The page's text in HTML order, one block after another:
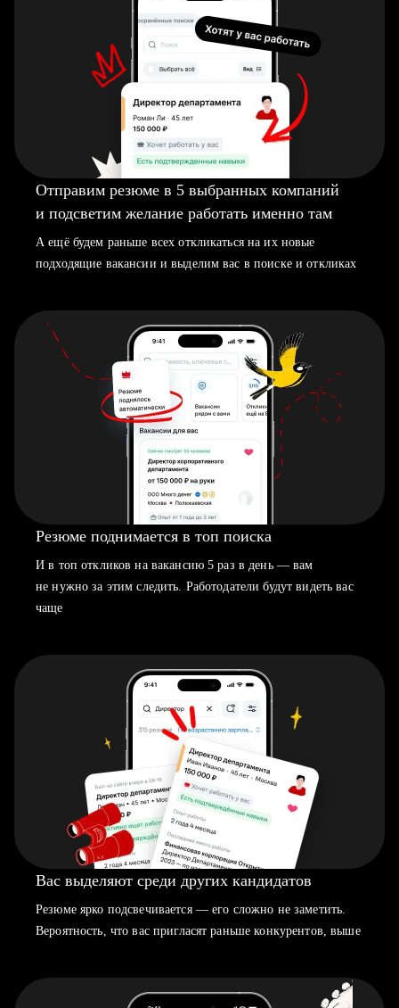
Отправим резюме в 5 выбранных компаний
и подсветим желание работать именно там
А ещё будем раньше всех откликаться на их новые
подходящие вакансии и выделим вас в поиске и откликах
Резюме поднимается в топ поиска
И в топ откликов на вакансию 5 раз в день — вам
не нужно за этим следить. Работодатели будут видеть вас
чаще
Вас выделяют среди других кандидатов
Резюме ярко подсвечивается — его сложно не заметить.
Вероятность, что вас пригласят раньше конкурентов, выше